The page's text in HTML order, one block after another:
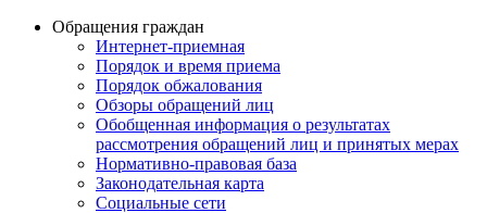
Обращения граждан
Интернет-приемная
Порядок и время приема
Порядок обжалования
Обзоры обращений лиц
Обобщенная информация о результатах
рассмотрения обращений лиц и принятых мерах
Нормативно-правовая база
Законодательная карта
Социальные сети